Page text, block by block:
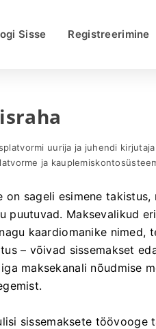
Sisse Registreerimine
uurija ja juhendi kirjutaja
ja
on sageli esimene
puutuvad. Maksevalikud
kaardiomanike nimed,
– võivad sissemakset
maksekanali nõudmise
sissemaksete töövooge